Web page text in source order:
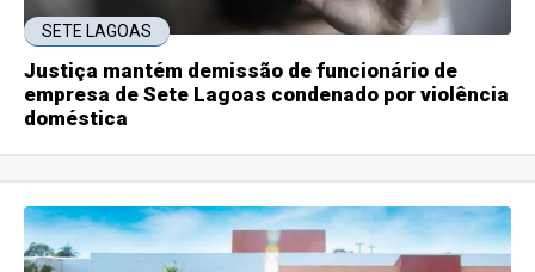
SETE LAGOAS
Justiça mantém demissão de funcionário de
empresa de Sete Lagoas condenado por violência
doméstica